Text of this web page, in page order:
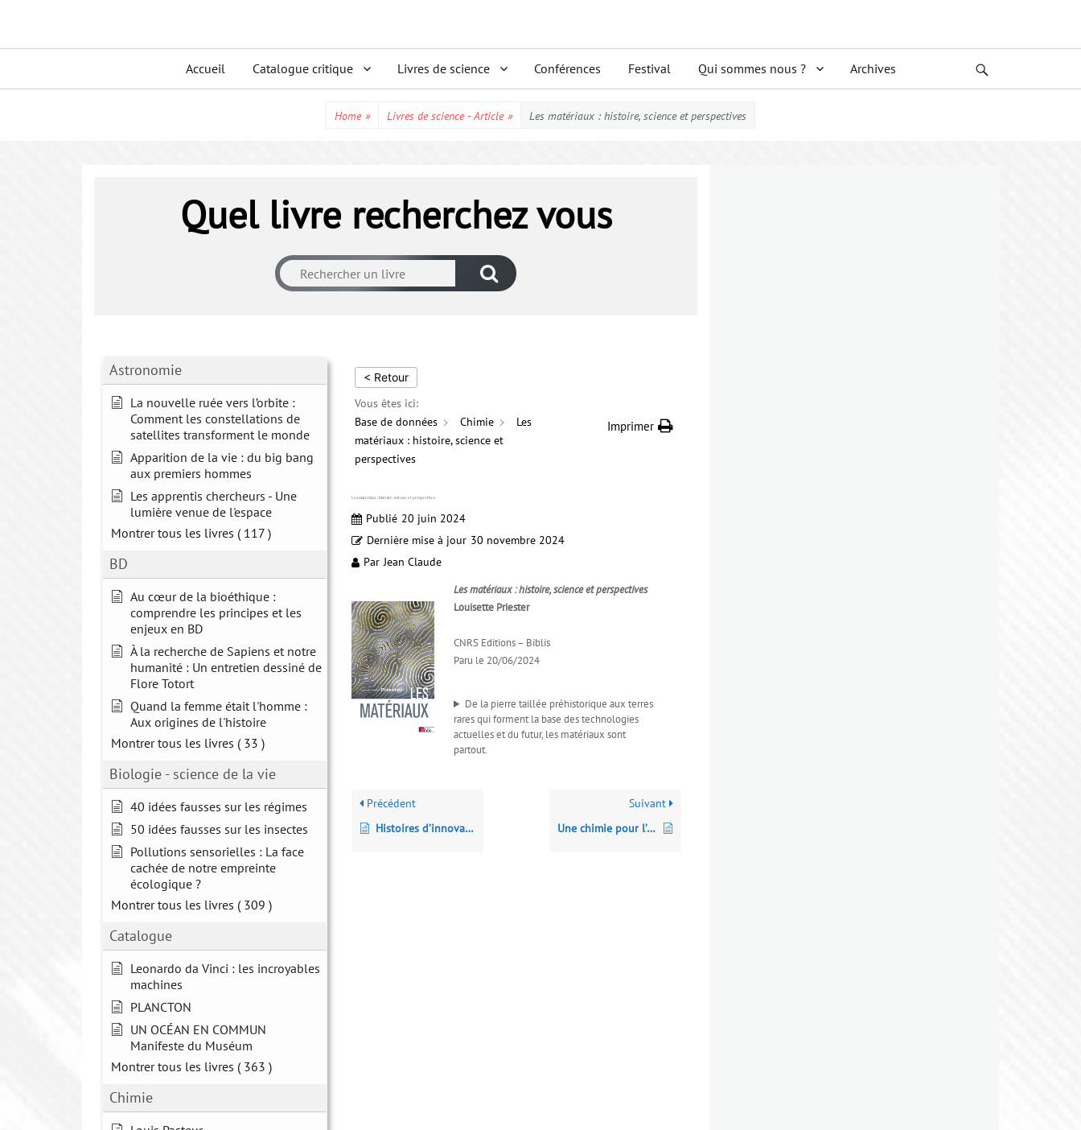
menu
Accueil Catalogue critique Livres de science Conférences Festival Qui sommes nous ? Archives
Home » Livres de science - Article » Les matériaux : histoire, science et perspectives
Quel livre recherchez vous
Astronomie
La nouvelle ruée vers l’orbite :
Comment les constellations de
satellites transforment le monde
Apparition de la vie : du big bang
aux premiers hommes
Les apprentis chercheurs - Une
lumière venue de l'espace
Montrer tous les livres ( 117 )
BD
Au cœur de la bioéthique :
comprendre les principes et les
enjeux en BD
À la recherche de Sapiens et notre
humanité : Un entretien dessiné de
Flore Totort
Quand la femme était l'homme :
Aux origines de l'histoire
Montrer tous les livres ( 33 )
Biologie - science de la vie
40 idées fausses sur les régimes
50 idées fausses sur les insectes
Pollutions sensorielles : La face
cachée de notre empreinte
écologique ?
Montrer tous les livres ( 309 )
Catalogue
Leonardo da Vinci : les incroyables
machines
PLANCTON
UN OCÉAN EN COMMUN
Manifeste du Muséum
Montrer tous les livres ( 363 )
Chimie
< Retour
Vous êtes ici:
Base de données
Chimie
Les
matériaux : histoire, science et
perspectives
Imprimer
Les matériaux : histoire, science et perspectives
Publié 20 juin 2024
Dernière mise à jour 30 novembre 2024
Par Jean Claude
Les matériaux : histoire, science et perspectives
Louisette Priester
CNRS Editions – Biblis
Paru le 20/06/2024
De la pierre taillée préhistorique aux terres
rares qui forment la base des technologies
actuelles et du futur, les matériaux sont
partout.
Précédent
Histoires d’innovation : trente aventures des Lumières à nos jours
Suivant
Une chimie pour l’environnement